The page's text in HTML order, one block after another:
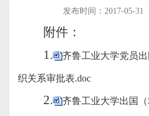
发布时间：2017-05-31
附件：
1.
齐鲁工业大学党员
织关系审批表.doc
2. 齐鲁工业大学出国